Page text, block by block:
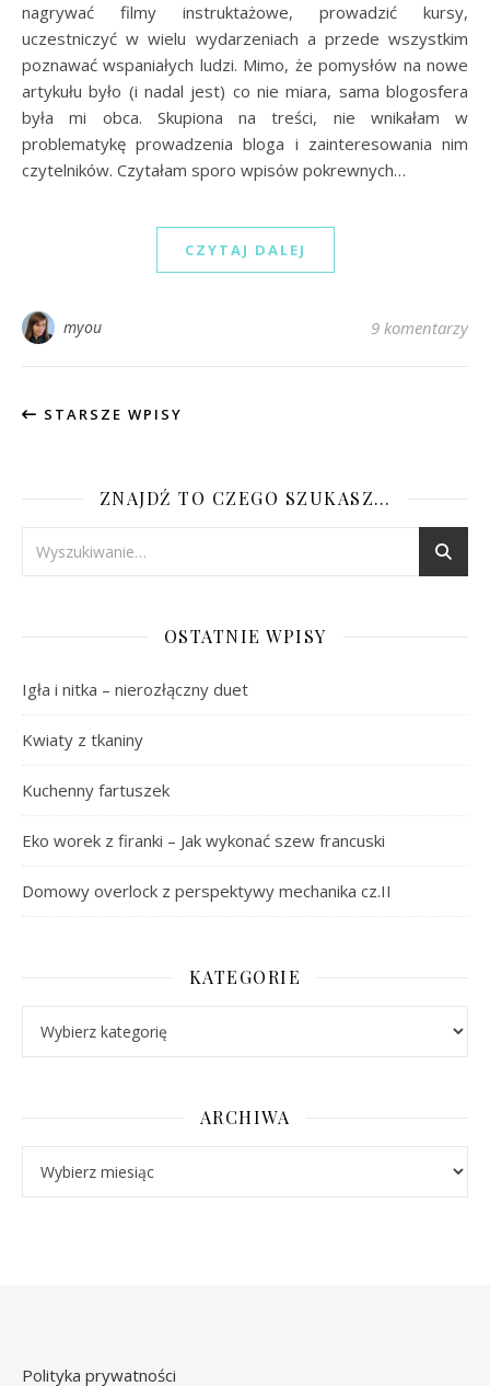
nagrywać filmy instruktażowe, prowadzić kursy,
uczestniczyć w wielu wydarzeniach a przede wszystkim
poznawać wspaniałych ludzi. Mimo, że pomysłów na nowe
artykułu było (i nadal jest) co nie miara, sama blogosfera
była mi obca. Skupiona na treści, nie wnikałam w
problematykę prowadzenia bloga i zainteresowania nim
czytelników. Czytałam sporo wpisów pokrewnych…
CZYTAJ DALEJ
myou 9 komentarzy
STARSZE WPISY
ZNAJDŹ TO CZEGO SZUKASZ…
OSTATNIE WPISY
Igła i nitka – nierozłączny duet
Kwiaty z tkaniny
Kuchenny fartuszek
Eko worek z firanki – Jak wykonać szew francuski
Domowy overlock z perspektywy mechanika cz.II
KATEGORIE
ARCHIWA
Polityka prywatności